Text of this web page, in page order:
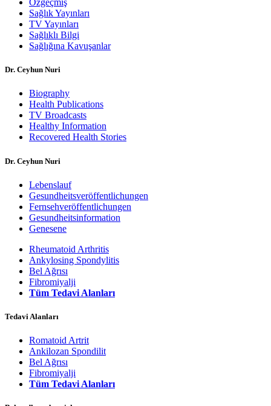
Özgeçmiş
Sağlık Yayınları
TV Yayınları
Sağlıklı Bilgi
Sağlığına Kavuşanlar
Dr. Ceyhun Nuri
Biography
Health Publications
TV Broadcasts
Healthy Information
Recovered Health Stories
Dr. Ceyhun Nuri
Lebenslauf
Gesundheitsveröffentlichungen
Fernsehveröffentlichungen
Gesundheitsinformation
Genesene
Rheumatoid Arthritis
Ankylosing Spondylitis
Bel Ağrısı
Fibromiyalji
Tüm Tedavi Alanları
Tedavi Alanları
Romatoid Artrit
Ankilozan Spondilit
Bel Ağrısı
Fibromiyalji
Tüm Tedavi Alanları